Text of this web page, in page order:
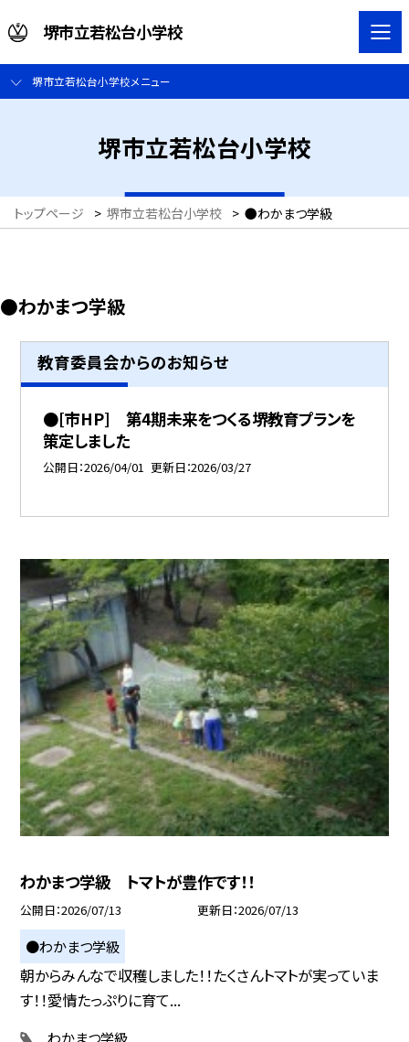
堺市立若松台小学校
堺市立若松台小学校メニュー
堺市立若松台小学校
トップページ > 堺市立若松台小学校 > ●わかまつ学級
●わかまつ学級
教育委員会からのお知らせ
●[市HP] 第4期未来をつくる堺教育プランを
策定しました
公開日 2026/04/01 更新日 2026/03/27
わかまつ学級 トマトが豊作です！！
公開日 2026/07/13 更新日 2026/07/13
●わかまつ学級
朝からみんなで収穫しました！！たくさんトマトが実っていま
す！！愛情たっぷりに育て...
わかまつ学級